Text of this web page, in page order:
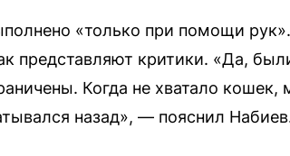
«только при помощи
представляют критики. «Да,
Когда не хватало кошек,
назад», — пояснил